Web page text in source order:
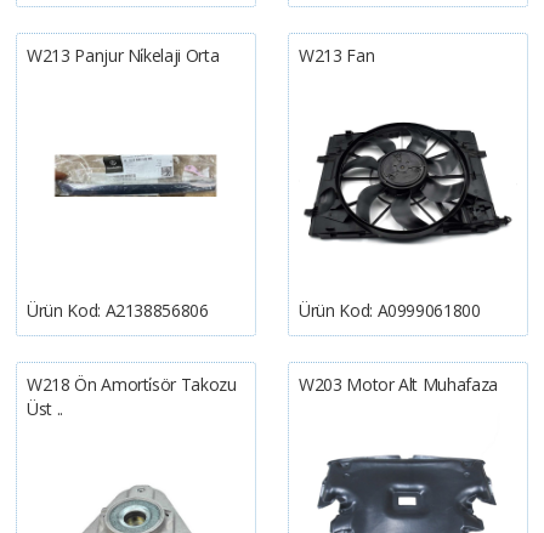
W213 Panjur Ni̇kelaji Orta
Ürün Kod: A2138856806
W213 Fan
Ürün Kod: A0999061800
W218 Ön Amorti̇sör Takozu
Üst ..
W203 Motor Alt Muhafaza